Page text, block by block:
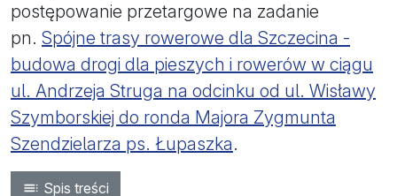
postępowanie przetargowe na zadanie
pn. Spójne trasy rowerowe dla Szczecina -
budowa drogi dla pieszych i rowerów w ciągu
ul. Andrzeja Struga na odcinku od ul. Wisławy
Szymborskiej do ronda Majora Zygmunta
Szendzielarza ps. Łupaszka.
Spis treści